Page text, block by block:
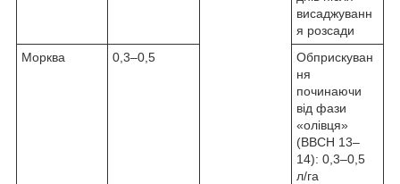
висаджуванн
я розсади
Морква
0,3–0,5
Обприскуван
ня
починаючи
від фази
«олівця»
(ВВСН 13–
14): 0,3–0,5
л/га